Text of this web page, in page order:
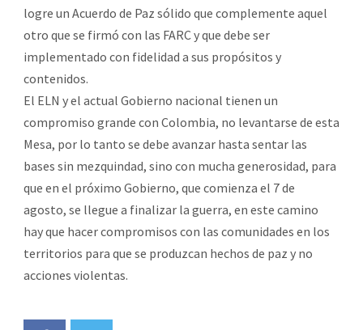
logre un Acuerdo de Paz sólido que complemente aquel
otro que se firmó con las FARC y que debe ser
implementado con fidelidad a sus propósitos y
contenidos.
El ELN y el actual Gobierno nacional tienen un
compromiso grande con Colombia, no levantarse de esta
Mesa, por lo tanto se debe avanzar hasta sentar las
bases sin mezquindad, sino con mucha generosidad, para
que en el próximo Gobierno, que comienza el 7 de
agosto, se llegue a finalizar la guerra, en este camino
hay que hacer compromisos con las comunidades en los
territorios para que se produzcan hechos de paz y no
acciones violentas.